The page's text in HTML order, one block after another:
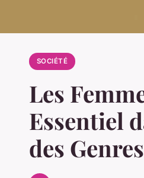
SOCIÉTÉ
Les
Essentiel
des Genres